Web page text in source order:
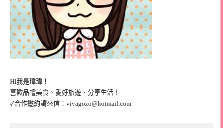
HI我是瑋瑋！
喜歡品嚐美食、愛好旅遊、分享生活！
✓合作邀約請來信： vivagozo@hotmail.com